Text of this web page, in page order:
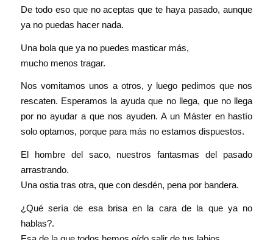
De todo eso que no aceptas que te haya pasado, aunque
ya no puedas hacer nada.
Una bola que ya no puedes masticar más,
mucho menos tragar.
Nos vomitamos unos a otros, y luego pedimos que nos
rescaten. Esperamos la ayuda que no llega, que no llega
por no ayudar a que nos ayuden. A un Máster en hastío
solo optamos, porque para más no estamos dispuestos.
El hombre del saco, nuestros fantasmas del pasado
arrastrando.
Una ostia tras otra, que con desdén, pena por bandera.
¿Qué sería de esa brisa en la cara de la que ya no
hablas?.